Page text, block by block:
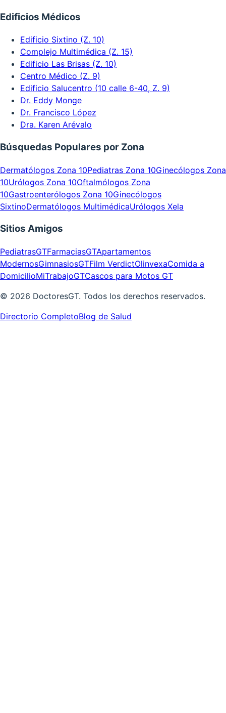
Edificios Médicos
Edificio Sixtino (Z. 10)
Complejo Multimédica (Z. 15)
Edificio Las Brisas (Z. 10)
Centro Médico (Z. 9)
Edificio Salucentro (10 calle 6-40, Z. 9)
Dr. Eddy Monge
Dr. Francisco López
Dra. Karen Arévalo
Búsquedas Populares por Zona
Dermatólogos Zona 10Pediatras Zona 10Ginecólogos Zona
10Urólogos Zona 10Oftalmólogos Zona
10Gastroenterólogos Zona 10Ginecólogos
SixtinoDermatólogos MultimédicaUrólogos Xela
Sitios Amigos
PediatrasGTFarmaciasGTApartamentos
ModernosGimnasiosGTFilm VerdictOlinvexaComida a
DomicilioMiTrabajoGTCascos para Motos GT
© 2026 DoctoresGT. Todos los derechos reservados.
Directorio CompletoBlog de Salud